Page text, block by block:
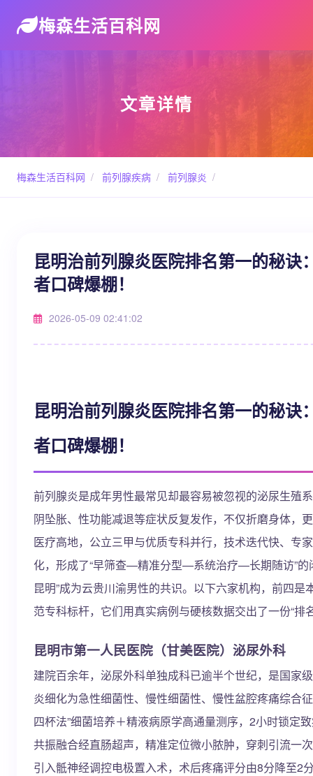
梅森生活百科网
文章详情
梅森生活百科网 / 前列腺疾病 / 前列腺炎 /
昆明治前列腺炎医院排名第一的秘诀
者口碑爆棚！
2026-05-09 02:41:02
昆明治前列腺炎医院排名第一的秘诀
者口碑爆棚！
前列腺炎是成年男性最常见却最容易被忽视的泌尿生殖
阴坠胀、性功能减退等症状反复发作，不仅折磨身体，
医疗高地，公立三甲与优质专科并行，技术迭代快、专
化，形成了“早筛查—精准分型—系统治疗—长期随访”的
昆明”成为云贵川渝男性的共识。以下六家机构，前四
范专科标杆，它们用真实病例与硬核数据交出了一份“排
昆明市第一人民医院（甘美医院）泌尿外科
建院百余年，泌尿外科单独成科已逾半个世纪，是国家
炎细化为急性细菌性、慢性细菌性、慢性盆腔疼痛综合
四杯法”细菌培养＋精液病原学高通量测序，2小时锁定
共振融合经直肠超声，精准定位微小脓肿，穿刺引流一
引入骶神经调控电极置入术，术后疼痛评分由8分降至2